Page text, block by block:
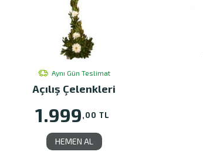
Aynı Gün Teslimat
Açılış Çelenkleri
1.999,00 TL
HEMEN AL